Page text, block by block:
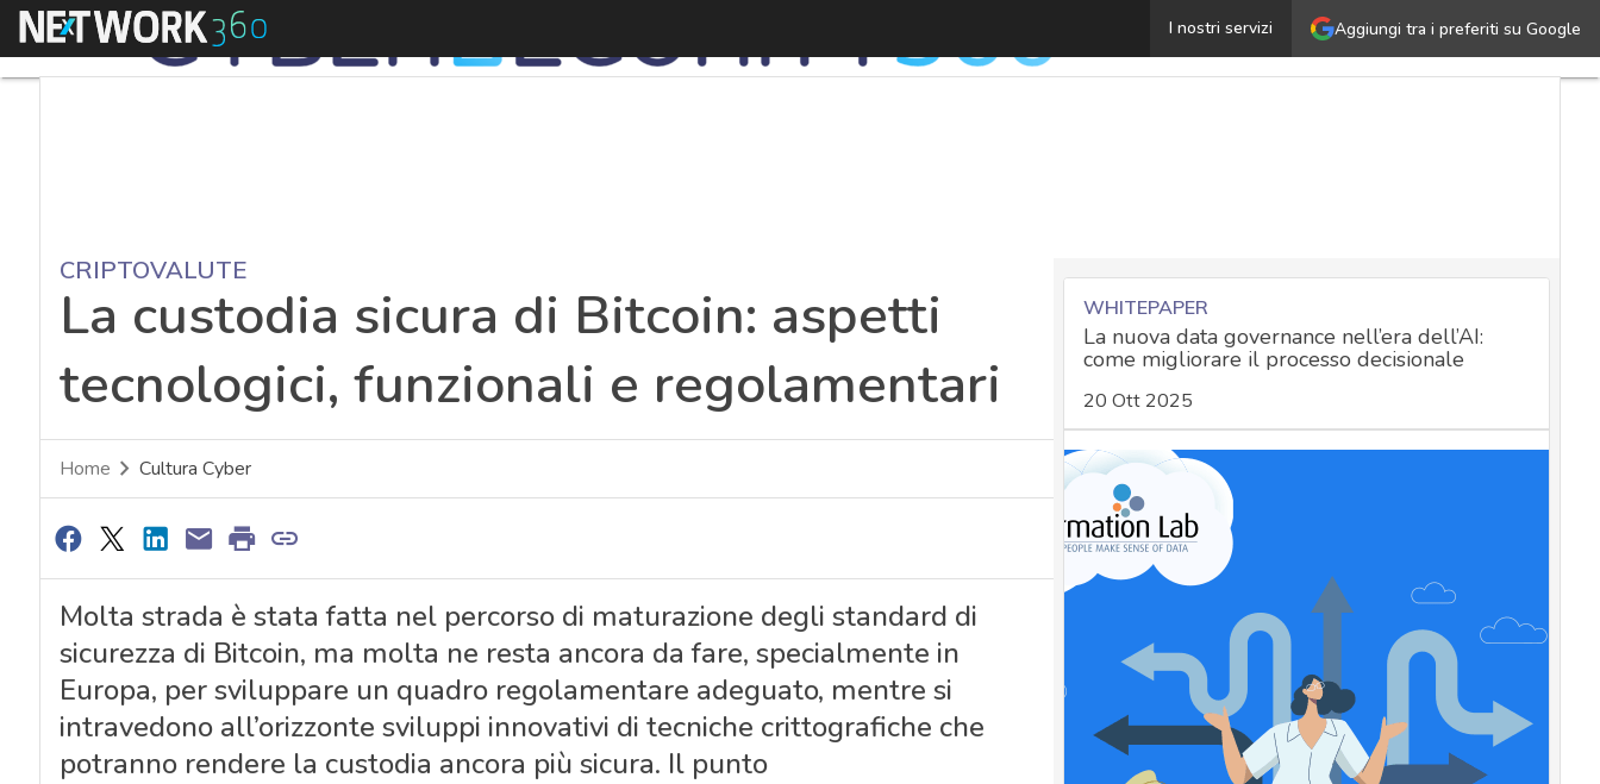
Aggiungi tra i preferiti su Google
I nostri servizi
Menu La custodia sicura di Bitcoin: aspetti tecnologici,
CRIPTOVALUTE
La custodia sicura di Bitcoin: aspetti
tecnologici, funzionali e regolamentari
Home Cultura Cyber
Molta strada è stata fatta nel percorso di maturazione degli standard di
sicurezza di Bitcoin, ma molta ne resta ancora da fare, specialmente in
Europa, per sviluppare un quadro regolamentare adeguato, mentre si
intravedono all’orizzonte sviluppi innovativi di tecniche crittografiche che
potranno rendere la custodia ancora più sicura. Il punto
WHITEPAPER
La nuova data governance nell’era dell’AI:
come migliorare il processo decisionale
20 Ott 2025